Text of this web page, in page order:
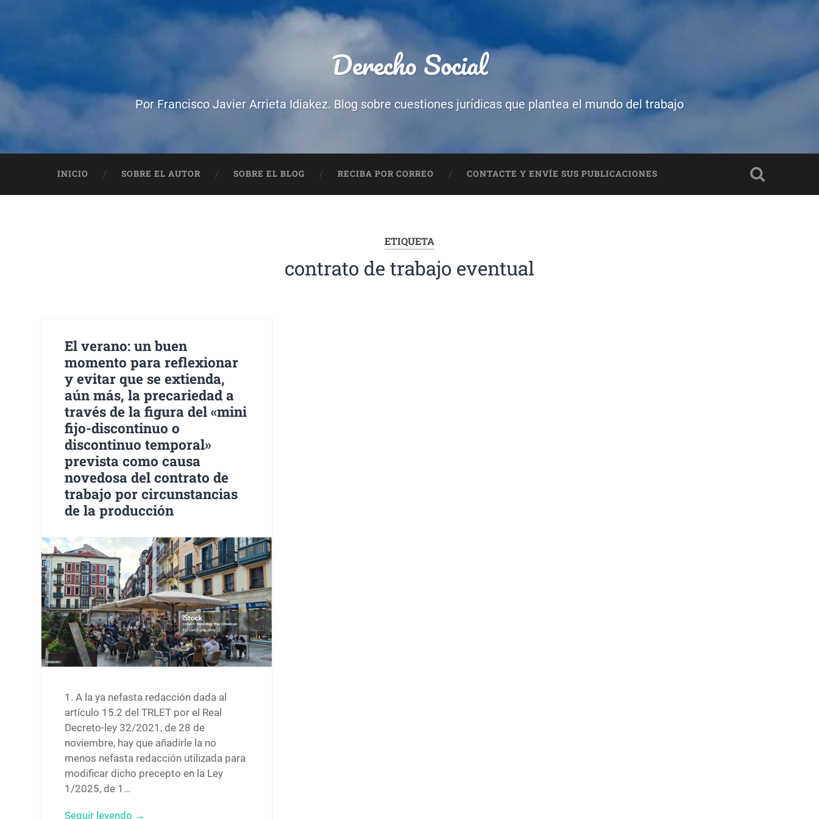
Derecho Social
Por Francisco Javier Arrieta Idiakez. Blog sobre cuestiones jurídicas que plantea el mundo del trabajo
INICIO SOBRE EL AUTOR SOBRE EL BLOG RECIBA POR CORREO CONTACTE Y ENVÍE SUS PUBLICACIONES
ETIQUETA
contrato de trabajo eventual
El verano: un buen
momento para reflexionar
y evitar que se extienda,
aún más, la precariedad a
través de la figura del «mini
fijo-discontinuo o
discontinuo temporal»
prevista como causa
novedosa del contrato de
trabajo por circunstancias
de la producción
1. A la ya nefasta redacción dada al
artículo 15.2 del TRLET por el Real
Decreto-ley 32/2021, de 28 de
noviembre, hay que añadirle la no
menos nefasta redacción utilizada para
modificar dicho precepto en la Ley
1/2025, de 1…
Seguir leyendo →